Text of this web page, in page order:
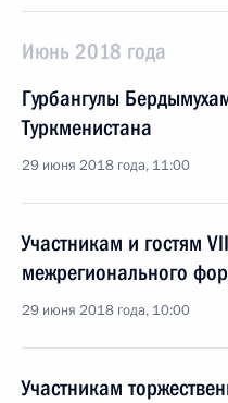
Июнь 2018 года
Гурбангулы
Туркменистана
29 июня 2018 года, 11:00
Участникам и гостям
межрегионального
29 июня 2018 года, 10:00
Участникам